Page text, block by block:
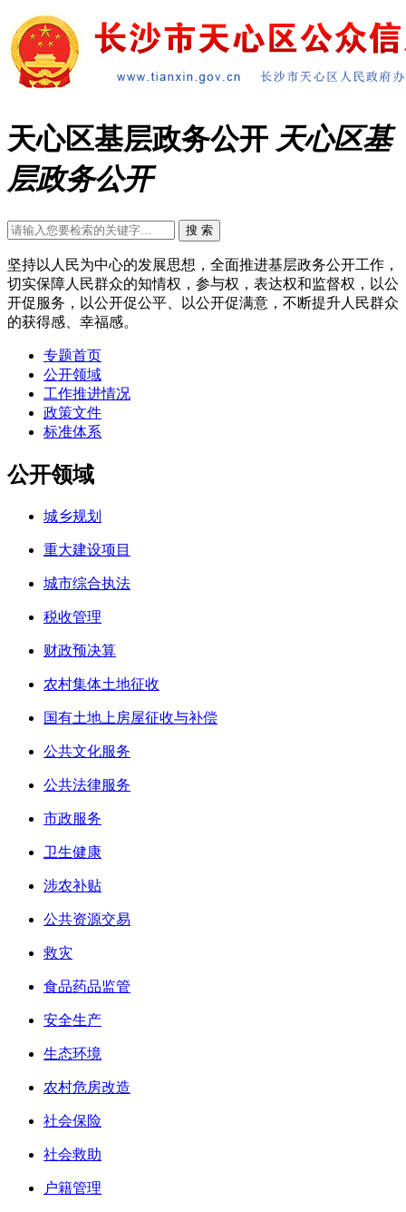
天心区基层政务公开 天心区基
层政务公开
坚持以人民为中心的发展思想，全面推进基层政务公开工作，
切实保障人民群众的知情权，参与权，表达权和监督权，以公
开促服务，以公开促公平、以公开促满意，不断提升人民群众
的获得感、幸福感。
专题首页
公开领域
工作推进情况
政策文件
标准体系
公开领域
城乡规划
重大建设项目
城市综合执法
税收管理
财政预决算
农村集体土地征收
国有土地上房屋征收与补偿
公共文化服务
公共法律服务
市政服务
卫生健康
涉农补贴
公共资源交易
救灾
食品药品监管
安全生产
生态环境
农村危房改造
社会保险
社会救助
户籍管理